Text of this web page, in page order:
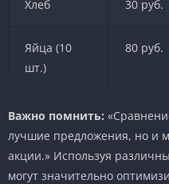
Хлеб 30 руб.
Яйца (10
шт.)
80 руб.
Важно помнить:
лучшие предложения, но и
акции.» Используя
могут значительно